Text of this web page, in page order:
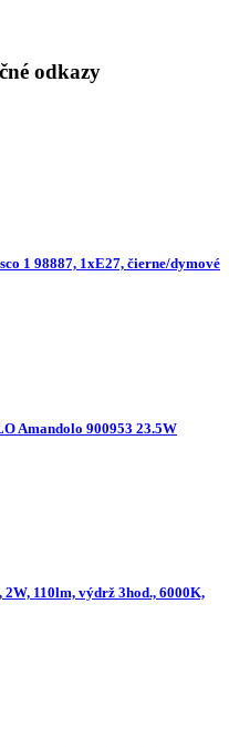
odkazy
1 98887, 1xE27, čierne/dymové
Amandolo 900953 23.5W
110lm, výdrž 3hod., 6000K,